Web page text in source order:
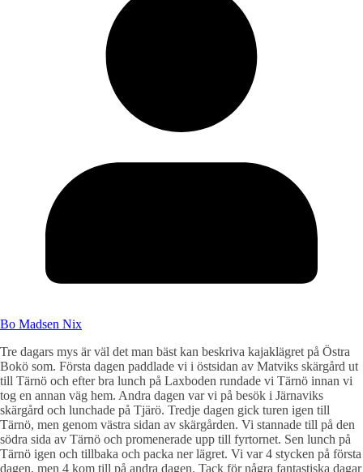
Bo Madsen Nix
Tre dagars mys är väl det man bäst kan beskriva kajaklägret på Östra
Bokö som. Första dagen paddlade vi i östsidan av Matviks skärgård ut
till Tärnö och efter bra lunch på Laxboden rundade vi Tärnö innan vi
tog en annan väg hem. Andra dagen var vi på besök i Järnaviks
skärgård och lunchade på Tjärö. Tredje dagen gick turen igen till
Tärnö, men genom västra sidan av skärgården. Vi stannade till på den
södra sida av Tärnö och promenerade upp till fyrtornet. Sen lunch på
Tärnö igen och tillbaka och packa ner lägret. Vi var 4 stycken på första
dagen, men 4 kom till på andra dagen. Tack för några fantastiska dagar